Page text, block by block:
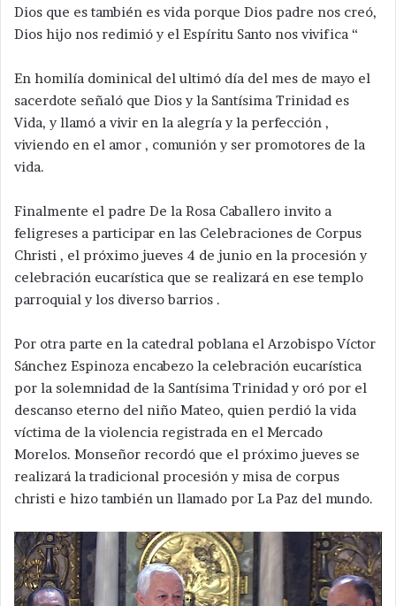
Dios que es también es vida porque Dios padre nos creó,
Dios hijo nos redimió y el Espíritu Santo nos vivifica “
En homilía dominical del ultimó día del mes de mayo el
sacerdote señaló que Dios y la Santísima Trinidad es
Vida, y llamó a vivir en la alegría y la perfección ,
viviendo en el amor , comunión y ser promotores de la
vida.
Finalmente el padre De la Rosa Caballero invito a
feligreses a participar en las Celebraciones de Corpus
Christi , el próximo jueves 4 de junio en la procesión y
celebración eucarística que se realizará en ese templo
parroquial y los diverso barrios .
Por otra parte en la catedral poblana el Arzobispo Víctor
Sánchez Espinoza encabezo la celebración eucarística
por la solemnidad de la Santísima Trinidad y oró por el
descanso eterno del niño Mateo, quien perdió la vida
víctima de la violencia registrada en el Mercado
Morelos. Monseñor recordó que el próximo jueves se
realizará la tradicional procesión y misa de corpus
christi e hizo también un llamado por La Paz del mundo.